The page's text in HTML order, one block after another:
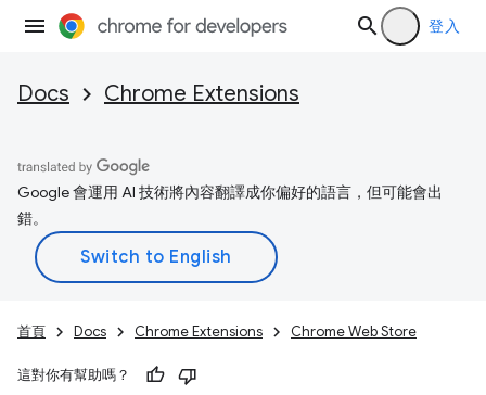
登入
Docs Chrome Extensions
Google 會運用 AI 技術將內容翻譯成你偏好的語言，但可能會出
錯。
首頁 Docs Chrome Extensions Chrome Web Store
這對你有幫助嗎？